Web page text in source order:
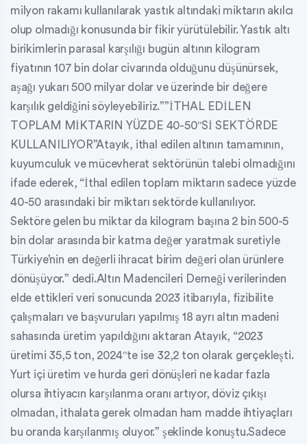
milyon rakamı kullanılarak yastık altındaki miktarın akılcı
olup olmadığı konusunda bir fikir yürütülebilir. Yastık altı
birikimlerin parasal karşılığı bugün altının kilogram
fiyatının 107 bin dolar civarında olduğunu düşünürsek,
aşağı yukarı 500 milyar dolar ve üzerinde bir değere
karşılık geldiğini söyleyebiliriz.””İTHAL EDİLEN
TOPLAM MİKTARIN YÜZDE 40-50″Sİ SEKTÖRDE
KULLANILIYOR”Atayık, ithal edilen altının tamamının,
kuyumculuk ve mücevherat sektörünün talebi olmadığını
ifade ederek, “İthal edilen toplam miktarın sadece yüzde
40-50 arasındaki bir miktarı sektörde kullanılıyor.
Sektöre gelen bu miktar da kilogram başına 2 bin 500-5
bin dolar arasında bir katma değer yaratmak suretiyle
Türkiye’nin en değerli ihracat birim değeri olan ürünlere
dönüşüyor.” dedi.Altın Madencileri Derneği verilerinden
elde ettikleri veri sonucunda 2023 itibarıyla, fizibilite
çalışmaları ve başvuruları yapılmış 18 ayrı altın madeni
sahasında üretim yapıldığını aktaran Atayık, “2023
üretimi 35,5 ton, 2024″te ise 32,2 ton olarak gerçekleşti.
Yurt içi üretim ve hurda geri dönüşleri ne kadar fazla
olursa ihtiyacın karşılanma oranı artıyor, döviz çıkışı
olmadan, ithalata gerek olmadan ham madde ihtiyaçları
bu oranda karşılanmış oluyor.” şeklinde konuştu.Sadece